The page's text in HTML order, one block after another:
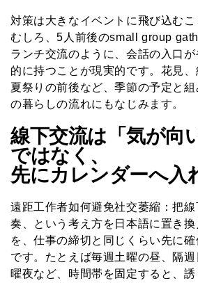
対策は大きなイベントに飛び込むこ
むしろ、5人前後のsmall group
ランチ交流のように、会話の入口
的に持つことが現実的です。花見、
夏祭りの前後など、季節の予定と
の暮らしの流れにもなじみます。
線下交流は「気が向
ではなく、
先にカレンダーへ入
遠距工作者如何避免社交萎縮：把
奏、という考え方を日本語に置き換
を、仕事の締切と同じくらい先に
です。たとえば毎週土曜の昼、隔
曜夜など、時間帯を固定すると、